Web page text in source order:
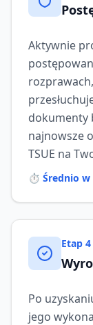
Aktywnie
dokumenty
najnowsze
TSUE na
⏱️ Średnio w
Etap 4
Po
jego